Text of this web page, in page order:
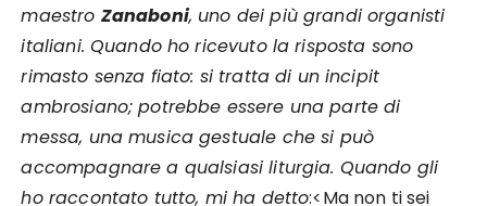
maestro Zanaboni, uno dei più grandi organisti
italiani. Quando ho ricevuto la risposta sono
rimasto senza fiato: si tratta di un incipit
ambrosiano; potrebbe essere una parte di
messa, una musica gestuale che si può
accompagnare a qualsiasi liturgia. Quando gli
ho raccontato tutto, mi ha detto:<Ma non ti sei